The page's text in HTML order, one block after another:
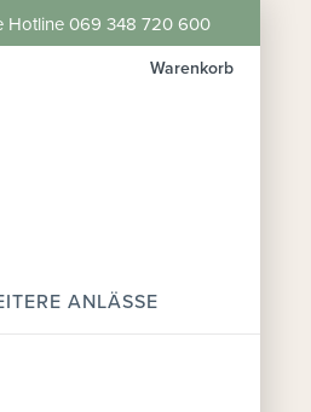
Hotline 069 348 720 600
Warenkorb
ANLÄSSE